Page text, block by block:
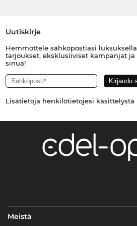
Uutiskirje
Hemmottele sähköpostiasi
tarjoukset, eksklusiiviset kampanjat
sinua!
Lisätietoja henkilötietojesi käsittelystä
Meistä